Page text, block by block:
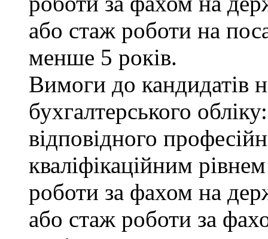
або стаж роботи на
менше 5 років.
Вимоги до кандидатів
бухгалтерського
відповідного
кваліфікаційним
роботи за фахом на
або стаж роботи за